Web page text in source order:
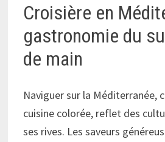
Croisière en
gastronomie du
de main
Naviguer sur la Méditerranée,
cuisine colorée, reflet des
ses rives. Les saveurs